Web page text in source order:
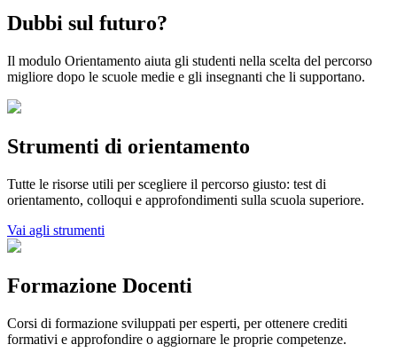
Dubbi sul futuro?
Il modulo Orientamento aiuta gli studenti nella scelta del percorso
migliore dopo le scuole medie e gli insegnanti che li supportano.
Strumenti di orientamento
Tutte le risorse utili per scegliere il percorso giusto: test di
orientamento, colloqui e approfondimenti sulla scuola superiore.
Vai agli strumenti
Formazione Docenti
Corsi di formazione sviluppati per esperti, per ottenere crediti
formativi e approfondire o aggiornare le proprie competenze.